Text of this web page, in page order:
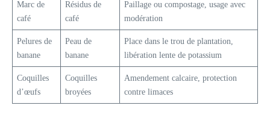
Marc de
café
Résidus de
café
Paillage ou compostage, usage avec
modération
Pelures de
banane
Peau de
banane
Place dans le trou de plantation,
libération lente de potassium
Coquilles
d’œufs
Coquilles
broyées
Amendement calcaire, protection
contre limaces